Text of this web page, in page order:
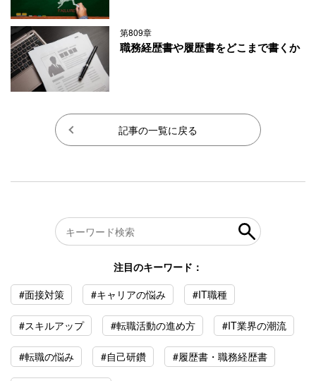
第809章
職務経歴書や履歴書をどこまで書くか
記事の一覧に戻る
注目のキーワード：
#面接対策
#キャリアの悩み #IT職種
#スキルアップ #転職活動の進め方 #IT業界の潮流
#転職の悩み #自己研鑽 #履歴書・職務経歴書